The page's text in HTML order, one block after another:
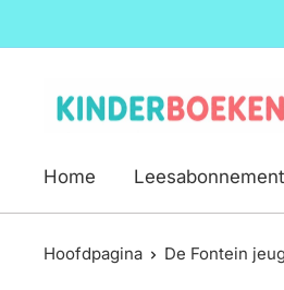
naar
Kinderboekenland.nl
Home
Hoofdpagina De Fontein